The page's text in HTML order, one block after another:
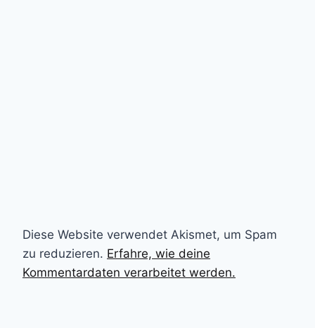
Diese Website verwendet Akismet, um Spam
zu reduzieren. Erfahre, wie deine
Kommentardaten verarbeitet werden.